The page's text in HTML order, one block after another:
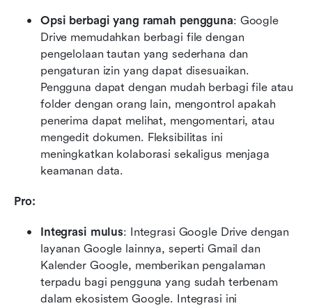
Opsi berbagi yang ramah pengguna: Google
Drive memudahkan berbagi file dengan
pengelolaan tautan yang sederhana dan
pengaturan izin yang dapat disesuaikan.
Pengguna dapat dengan mudah berbagi file atau
folder dengan orang lain, mengontrol apakah
penerima dapat melihat, mengomentari, atau
mengedit dokumen. Fleksibilitas ini
meningkatkan kolaborasi sekaligus menjaga
keamanan data.
Pro:
Integrasi mulus: Integrasi Google Drive dengan
layanan Google lainnya, seperti Gmail dan
Kalender Google, memberikan pengalaman
terpadu bagi pengguna yang sudah terbenam
dalam ekosistem Google. Integrasi ini